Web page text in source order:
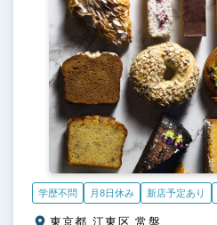
学歴不問 月8日休み 新店予定あり
東京都 江東区 常盤